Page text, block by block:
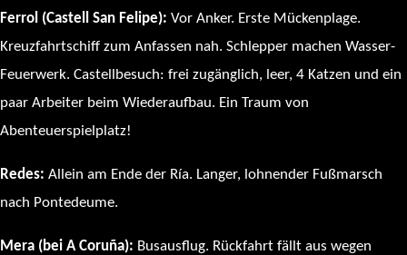
Ferrol (Castell San Felipe): Vor Anker. Erste Mückenplage.
Kreuzfahrtschiff zum Anfassen nah. Schlepper machen Wasser-
Feuerwerk. Castellbesuch: frei zugänglich, leer, 4 Katzen und ein
paar Arbeiter beim Wiederaufbau. Ein Traum von
Abenteuerspielplatz!
Redes: Allein am Ende der Ría. Langer, lohnender Fußmarsch
nach Pontedeume.
Mera (bei A Coruña): Busausflug. Rückfahrt fällt aus wegen